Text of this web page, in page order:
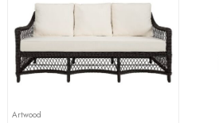
Artwood